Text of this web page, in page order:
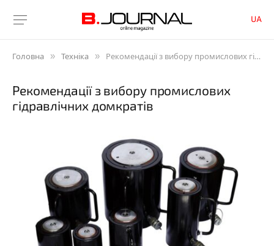
UA
Головна » Техніка » Рекомендації з вибору промислових гідравлічних домкратів
Рекомендації з вибору промислових
гідравлічних домкратів